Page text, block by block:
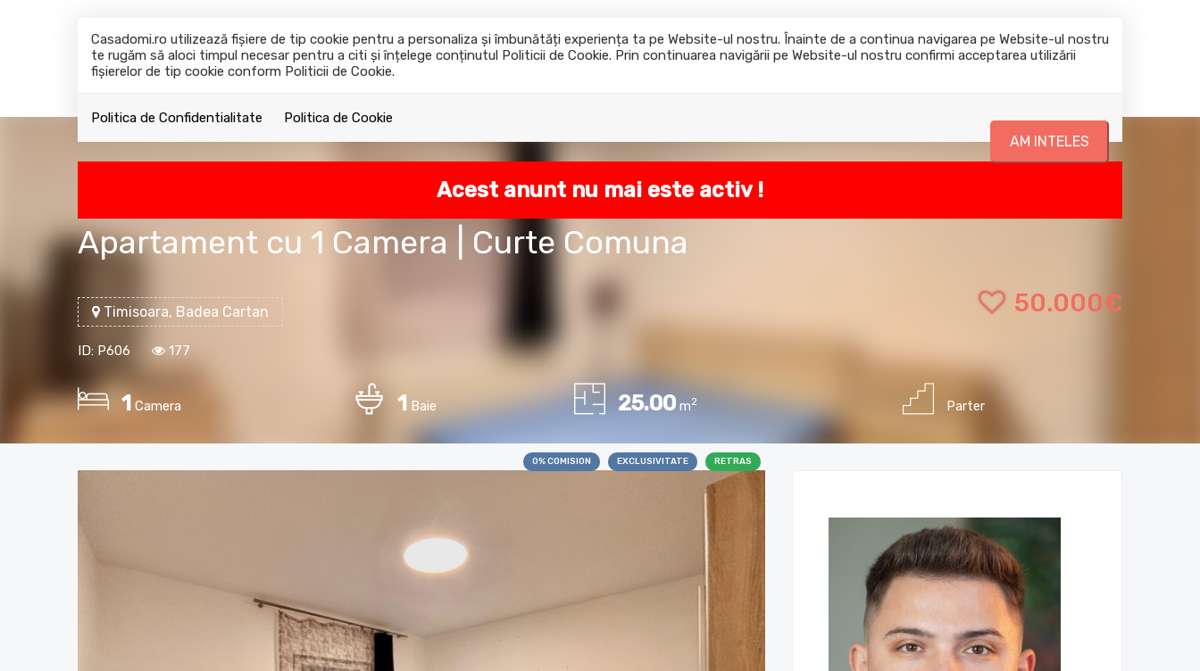
Casadomi.ro utilizează fişiere de tip cookie pentru a personaliza și îmbunătăți experiența ta pe Website-ul nostru. Înainte de a continua navigarea pe Website-ul nostru
te rugăm să aloci timpul necesar pentru a citi și înțelege conținutul Politicii de Cookie. Prin continuarea navigării pe Website-ul nostru confirmi acceptarea utilizării
fişierelor de tip cookie conform Politicii de Cookie.
Politica de Confidentialitate Politica de Cookie
AM INTELES
0722644045 office@casadomi.ro
Acest anunt nu mai este activ !
Apartament cu 1 Camera | Curte Comuna
Timisoara, Badea Cartan 50.000€
ID: P606 177
1 Camera 1 Baie 25.00 m2 Parter
0% COMISION EXCLUSIVITATE RETRAS